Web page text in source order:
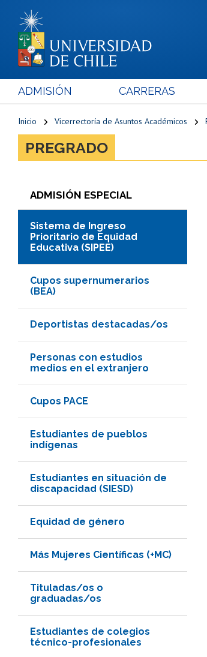
ADMISIÓN CARRERAS
Inicio Vicerrectoría de Asuntos Académicos
PREGRADO
ADMISIÓN ESPECIAL
Sistema de Ingreso
Prioritario de Equidad
Educativa (SIPEE)
Cupos supernumerarios
(BEA)
Deportistas destacadas/os
Personas con estudios
medios en el extranjero
Cupos PACE
Estudiantes de pueblos
indígenas
Estudiantes en situación de
discapacidad (SIESD)
Equidad de género
Más Mujeres Científicas (+MC)
Tituladas/os o
graduadas/os
Estudiantes de colegios
técnico-profesionales